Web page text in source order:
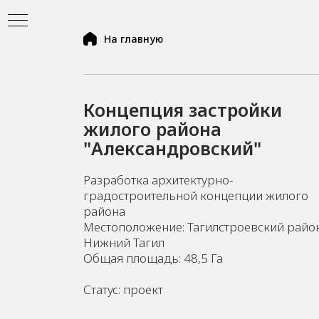
На главную
Концепция застройки
жилого района
"Александровский"
Разработка архитектурно-
градостроительной концепции жилого
района
Местоположение: Тагилстроевский
Нижний Тагил
Общая площадь: 48,5 Га
Статус: проект